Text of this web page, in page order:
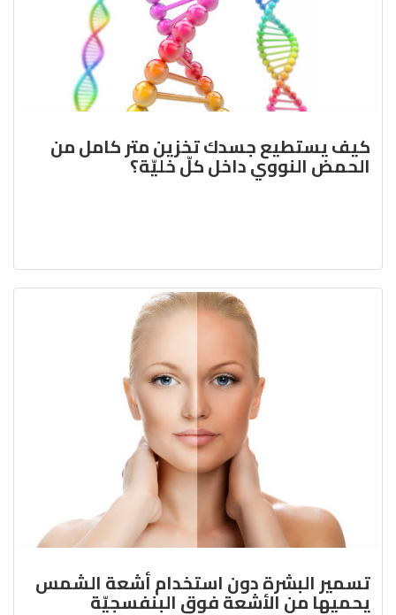
كيف يستطيع جسدك تخزين متر كامل من
الحمض النووي داخل كلّ خليّة؟
تسمير البشرة دون استخدام أشعة الشمس
يحميها من الأشعة فوق البنفسجيّة